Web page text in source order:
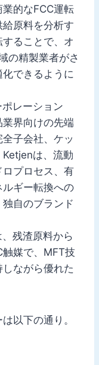
業的なFCC運転
原料を分析す
ることで、オ
の精製業者がさ
できるように
レーション
界向けの先端
子会社、ケッ
は、流動
プロセス、有
ギー転換への
自のブランド
残渣原料から
媒で、MFT技
ながら優れた
以下の通り。